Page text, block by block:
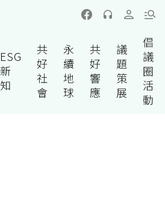
ESG
新
知
共
好
社
會
永
續
地
球
共
好
響
應
議
題
策
展
倡
議
圈
活
動